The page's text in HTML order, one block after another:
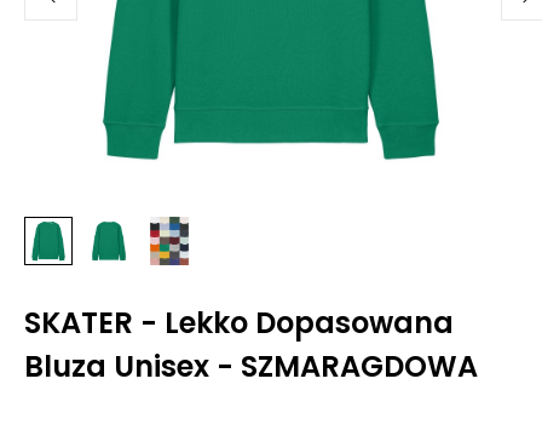
SKATER - Lekko Dopasowana
Bluza Unisex - SZMARAGDOWA